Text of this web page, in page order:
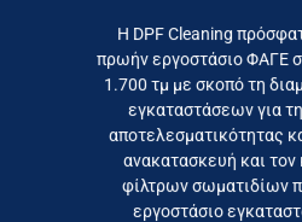
Η DPF Cleaning
πρωήν εργοστάσιο ΦΑΓΕ
1.700 τμ με σκοπό τη
εγκαταστάσεων για
αποτελεσματικότητας
ανακατασκευή και
φίλτρων σωματιδίων
εργοστάσιο
Εργαζόμαστε
το συμφέρον